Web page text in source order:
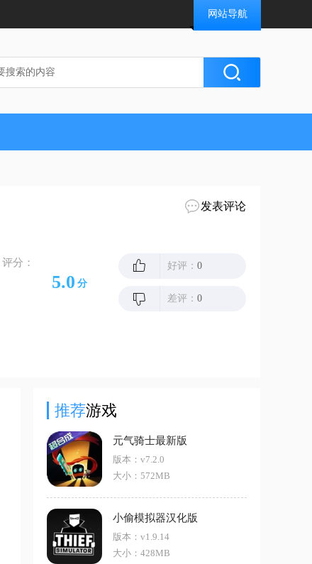
网站导航
发表评论
评分：
5.0 分
好评： 0
差评： 0
推荐游戏
元气骑士最新版
版本：v7.2.0
大小：572MB
小偷模拟器汉化版
版本：v1.9.14
大小：428MB